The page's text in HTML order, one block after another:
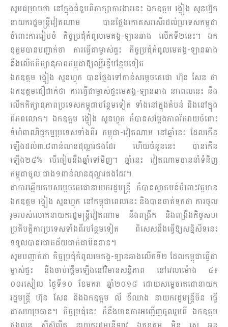
សូមជម្រាបថា នៅក្នុងជំនួបពិភាក្សាការងារនេះ ឯកឧត្តម ង្វៀង សួនហ្វ៊ុក
នាយករដ្ឋមន្រ្តីវៀតណាម បានថ្លែងកោតសរសើរដល់ប្រទេសកម្ពុជា
ចំពោះការរៀបចំ កិច្ចប្រជុំកំពូលមេគង្គ-ឡានឆាង លើកទី២នេះ។ ឯក
ឧត្តមបានបញ្ជាក់ថា ការធ្វើជាម្ចាស់ផ្ទះ កិច្ចប្រជុំកំពូលមេគង្គ-ឡានឆាង
នឹងលើកកិត្យានុភាពកម្ពុជាឱ្យល្បីរន្ទឺបន្ថែមទៀត
ឯកឧត្តម ង្វៀង សួនហ្វុក បានថ្លែងទៅកាន់សម្តេចតេជោ ហ៊ុន សែន ថា
ឯកឧត្តមជឿជាក់ថា ការធ្វើជាម្ចាស់ផ្ទះមេគង្គ-ឡានឆាង នាពេលនេះ នឹង
លើកកិត្យានុភាពប្រទេសកម្ពុជាបន្ថែមទៀត ទាំងនៅក្នុងតំបន់ និងនៅក្នុង
ពិភពលោក។ ឯកឧត្តម ង្វៀង សួនហ្វុក ក៏បានសម្តែងភាពរីករាយចំពោះ
ទំហំពាណិជ្ជកម្មប្រទេសទាំងពីរ កម្ពុជា-វៀតណាម នៅឆ្នាំនេះ ដែលកើន
ឡើងដល់៣.៨ពាន់លានដុល្លារផងដែរ ហើយចំនួននេះ បានកើន
ឡើង២៥% បើធៀបនឹងឆ្នាំទៅមិញ។ ឆ្នាំនេះ វៀតណាមបាននាំទំនិញ
កម្ពុជាចូល ជាង១ពាន់លានដុល្លារផងដែរ។
ជាការឆ្លើយតបសម្តេចតេជោនាយករដ្ឋមន្ត្រី ក៏បានស្វាគមន៍ចំពោះវត្តមាន
ឯកឧត្តម ង្វៀង សួនហ្វុក នៅកម្ពុជាពេលនេះ និងបានចាត់ទុកថា ការចូល
រួមរបស់លោកនាយករដ្ឋមន្រ្តីវៀតណាម នឹងពង្រីក និងពង្រឹងកិច្ចសហ
ប្រតិបត្តិការប្រទេសទាំងពីរបន្ថែមទៀត ពិសេសនឹងធ្វើឱ្យសន្និសីទនេះ
ទទួលបានជោគជ័យជាក់ជាមិនខាន។
សូមបញ្ជាក់ថា កិច្ចប្រជុំកំពូលមេគង្គ-ឡានឆាងលើកទី២ ដែលកម្ពុជាធ្វើជា
ម្ចាស់ផ្ទះ នឹងចាប់ផ្តើមឡើងនៅវិមានសន្តិភាព នៅវេលាម៉ោង ៤៖
០០រសៀល ថ្ងៃទី១០ ខែមករា ឆ្នាំ២០១៨ ដោយសម្តេចតេជោនាយក
រដ្ឋមន្រ្តី ហ៊ុន សែន និងឯកឧត្តម លី ខឺឈាង នាយករដ្ឋមន្ត្រីចិន ធ្វើ
ជាសហប្រធាន។ កិច្ចប្រជុំនេះ ក៏នឹងមានការអញ្ជើញចូលរួមពី ឯកឧត្តម